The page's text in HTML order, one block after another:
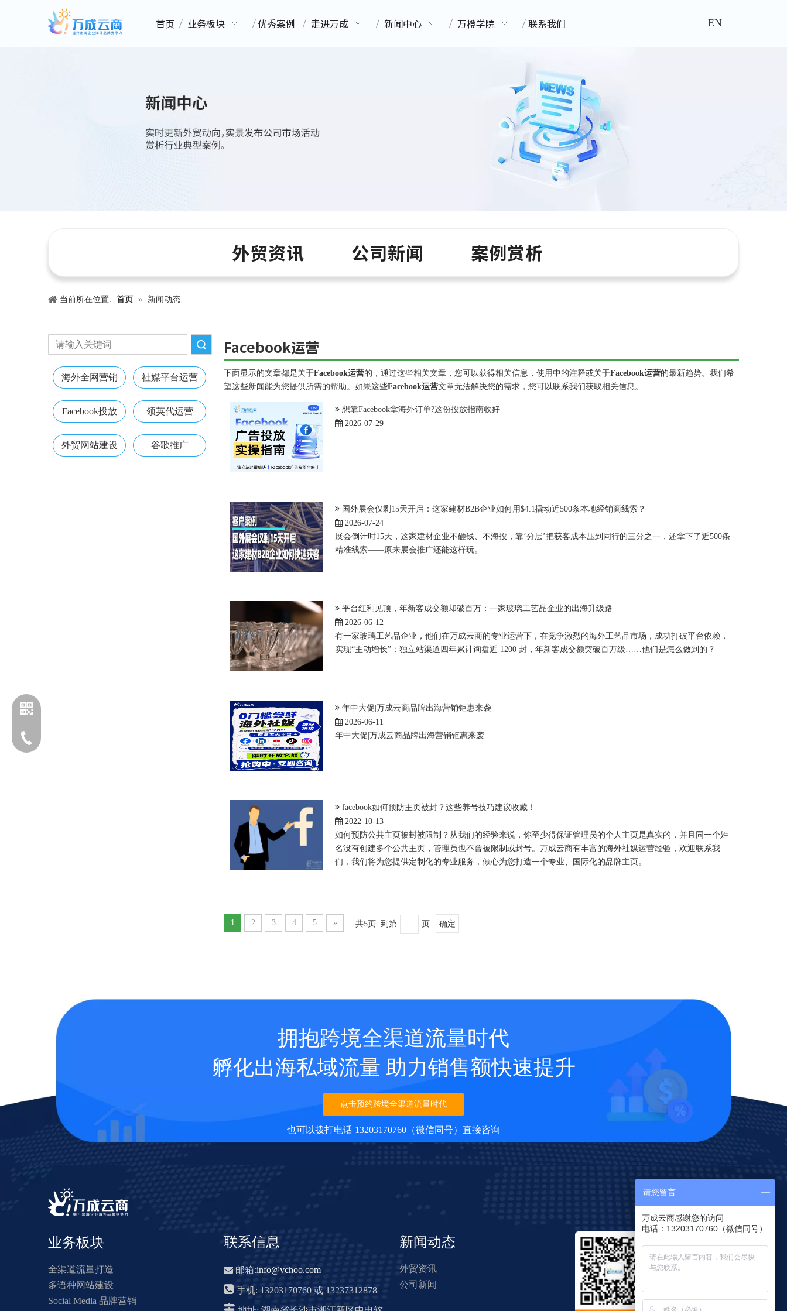
首页 业务板块 优秀案例 走进万成 新闻中心 万橙学院 联系我们 EN
外贸资讯 公司新闻 案例赏析
当前所在位置: 首页 » 新闻动态
海外全网营销 社媒平台运营
Facebook投放 领英代运营
外贸网站建设 谷歌推广
Facebook运营
下面显示的文章都是关于Facebook运营的，通过这些相关文章，您可以获得相关信息，使用中的注释或关于Facebook运营的最新趋势。我们希
望这些新闻能为您提供所需的帮助。如果这些Facebook运营文章无法解决您的需求，您可以联系我们获取相关信息。
想靠Facebook拿海外订单?这份投放指南收好
2026-07-29
国外展会仅剩15天开启：这家建材B2B企业如何用$4.1撬动近500条本地经销商线索？
2026-07-24
展会倒计时15天，这家建材企业不砸钱、不海投，靠‘分层’把获客成本压到同行的三分之一，还拿下了近500条
精准线索——原来展会推广还能这样玩。
平台红利见顶，年新客成交额却破百万：一家玻璃工艺品企业的出海升级路
2026-06-12
有一家玻璃工艺品企业，他们在万成云商的专业运营下，在竞争激烈的海外工艺品市场，成功打破平台依赖，
实现“主动增长”：独立站渠道四年累计询盘近 1200 封，年新客成交额突破百万级……他们是怎么做到的？
年中大促|万成云商品牌出海营销钜惠来袭
2026-06-11
年中大促|万成云商品牌出海营销钜惠来袭
facebook如何预防主页被封？这些养号技巧建议收藏！
2022-10-13
如何预防公共主页被封被限制？从我们的经验来说，你至少得保证管理员的个人主页是真实的，并且同一个姓
名没有创建多个公共主页，管理员也不曾被限制或封号。万成云商有丰富的海外社媒运营经验，欢迎联系我
们，我们将为您提供定制化的专业服务，倾心为您打造一个专业、国际化的品牌主页。
1 2 3 4 5 » 共5页 到第 页 确定
拥抱跨境全渠道流量时代
孵化出海私域流量 助力销售额快速提升
点击预约跨境全渠道流量时代
也可以拨打电话 13203170760（微信同号）直接咨询
业务板块
全渠道流量打造
多语种网站建设
Social Media 品牌营销
联系信息
 邮箱:info@vchoo.com
 手机: 13203170760 或 13237312878
新闻动态
外贸资讯
公司新闻
请您留言
万成云商感谢您的访问
电话：13203170760（微信同号）